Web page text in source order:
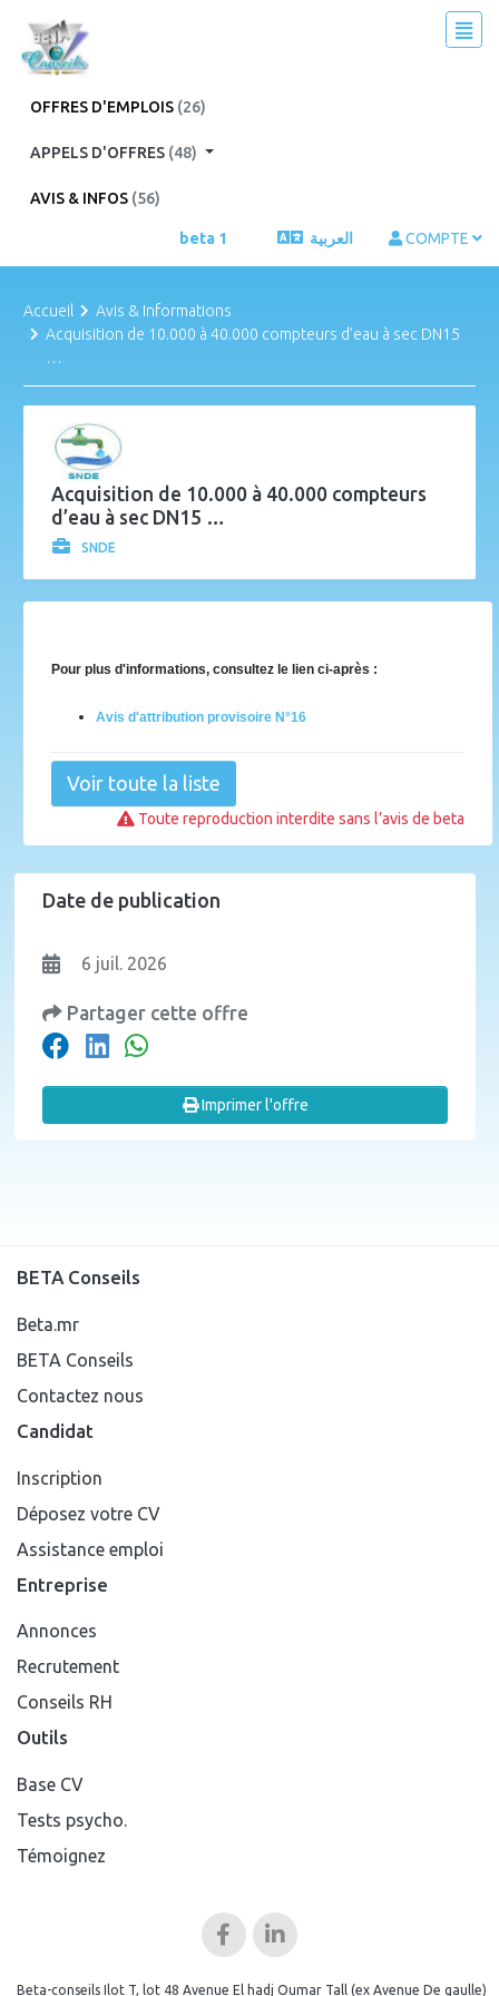
OFFRES D'EMPLOIS (26)
APPELS D'OFFRES (48)
AVIS & INFOS (56)
beta 1 العربية COMPTE
Accueil
Avis & Informations
Acquisition de 10.000 à 40.000 compteurs d’eau à sec DN15
…
Acquisition de 10.000 à 40.000 compteurs
d’eau à sec DN15 …
SNDE
Pour plus d'informations, consultez le lien ci-après :
Avis d'attribution provisoire N°16
Voir toute la liste
Toute reproduction interdite sans l’avis de beta
Date de publication
6 juil. 2026
Partager cette offre
Imprimer l'offre
BETA Conseils
Beta.mr
BETA Conseils
Contactez nous
Candidat
Inscription
Déposez votre CV
Assistance emploi
Entreprise
Annonces
Recrutement
Conseils RH
Outils
Base CV
Tests psycho.
Témoignez
Beta-conseils Ilot T, lot 48 Avenue El hadj Oumar Tall (ex Avenue De gaulle)